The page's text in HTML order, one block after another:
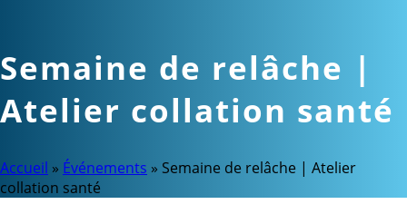
Semaine de relâche |
Atelier collation santé
Accueil » Événements » Semaine de relâche | Atelier
collation santé